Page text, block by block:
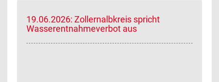
19.06.2026: Zollernalbkreis spricht
Wasserentnahmeverbot aus